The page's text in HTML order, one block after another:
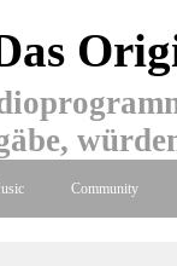
Community